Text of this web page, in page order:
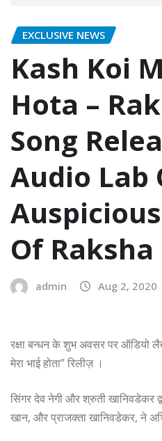
EXCLUSIVE NEWS
Kash Koi
Hota –
Song
Audio Lab
Of
admin Aug 2, 2020
रक्षा बन्धन के शुभ अवसर पर ऑडियो
मेरा भाई होता” रिलीज़ ।
सिंगर देव नेगी और श्रुती खानिवडेकर
खान, और प्राजक्ता खानिवडेकर, ने